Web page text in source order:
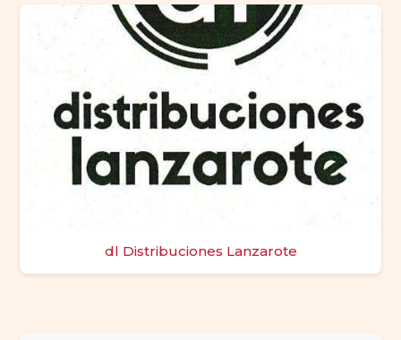
dl Distribuciones Lanzarote